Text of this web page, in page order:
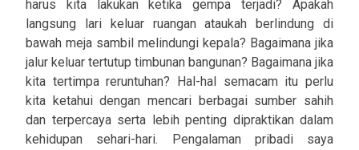
harus kita lakukan ketika gempa terjadi? Apakah
langsung lari keluar ruangan ataukah berlindung di
bawah meja sambil melindungi kepala? Bagaimana jika
jalur keluar tertutup timbunan bangunan? Bagaimana jika
kita tertimpa reruntuhan? Hal-hal semacam itu perlu
kita ketahui dengan mencari berbagai sumber sahih
dan terpercaya serta lebih penting dipraktikan dalam
kehidupan sehari-hari. Pengalaman pribadi saya